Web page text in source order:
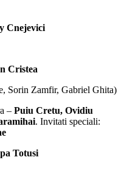
Cnejevici
Cristea
Sorin Zamfir, Gabriel Ghita)
– Puiu Cretu, Ovidiu
. Invitati speciali:
Totusi